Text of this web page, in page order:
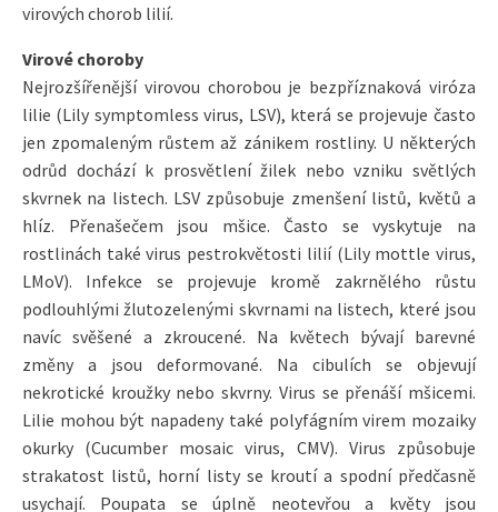
virových chorob lilií.
Virové choroby
Nejrozšířenější virovou chorobou je bezpříznaková viróza
lilie (Lily symptomless virus, LSV), která se projevuje často
jen zpomaleným růstem až zánikem rostliny. U některých
odrůd dochází k prosvětlení žilek nebo vzniku světlých
skvrnek na listech. LSV způsobuje zmenšení listů, květů a
hlíz. Přenašečem jsou mšice. Často se vyskytuje na
rostlinách také virus pestrokvětosti lilií (Lily mottle virus,
LMoV). Infekce se projevuje kromě zakrnělého růstu
podlouhlými žlutozelenými skvrnami na listech, které jsou
navíc svěšené a zkroucené. Na květech bývají barevné
změny a jsou deformované. Na cibulích se objevují
nekrotické kroužky nebo skvrny. Virus se přenáší mšicemi.
Lilie mohou být napadeny také polyfágním virem mozaiky
okurky (Cucumber mosaic virus, CMV). Virus způsobuje
strakatost listů, horní listy se kroutí a spodní předčasně
usychají. Poupata se úplně neotevřou a květy jsou